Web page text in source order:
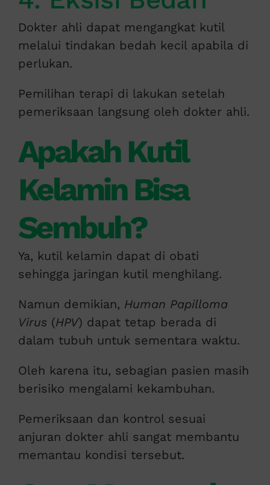
Dokter ahli dapat mengangkat kutil
melalui tindakan bedah kecil apabila di
perlukan.
Pemilihan terapi di lakukan setelah
pemeriksaan langsung oleh dokter ahli.
Apakah Kutil
Kelamin Bisa
Sembuh?
Ya, kutil kelamin dapat di obati
sehingga jaringan kutil menghilang.
Namun demikian, Human Papilloma
Virus (HPV) dapat tetap berada di
dalam tubuh untuk sementara waktu.
Oleh karena itu, sebagian pasien masih
berisiko mengalami kekambuhan.
Pemeriksaan dan kontrol sesuai
anjuran dokter ahli sangat membantu
memantau kondisi tersebut.